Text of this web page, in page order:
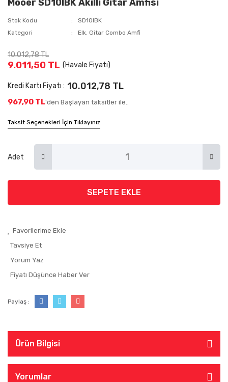
Mooer SD10IBK Akıllı Gitar Amfisi
Stok Kodu
SD10IBK
Kategori
Elk. Gitar Combo Amfi
10.012,78 TL
9.011,50 TL (Havale Fiyatı)
Kredi Kartı Fiyatı : 10.012,78 TL
967,90 TL'den Başlayan taksitler ile..
Taksit Seçenekleri İçin Tıklayınız
Adet
SEPETE EKLE
Tavsiye Et
Yorum Yaz
Fiyatı Düşünce Haber Ver
Paylaş :
Ürün Bilgisi
Yorumlar